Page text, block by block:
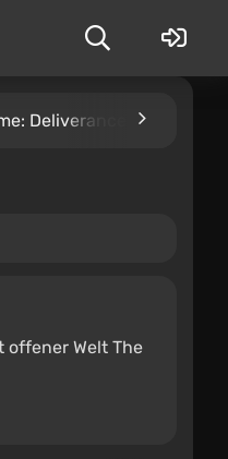
Deliverance 2
offener Welt The